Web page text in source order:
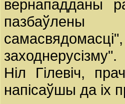
вернападданы
пазбаўлены
Ніл Гілевіч,
напісаўшы да іх